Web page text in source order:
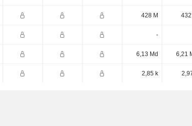
428 M 432
-
6,13 Md 6,21
2,85 k